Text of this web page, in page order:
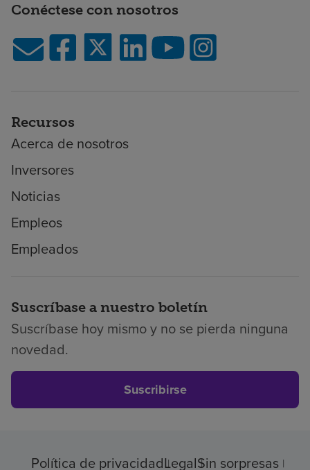
Conéctese con nosotros
Recursos
Acerca de nosotros
Inversores
Noticias
Empleos
Empleados
Suscríbase a nuestro boletín
Suscríbase hoy mismo y no se pierda ninguna
novedad.
Suscribirse
Política de privacidadLegalSin sorpresas